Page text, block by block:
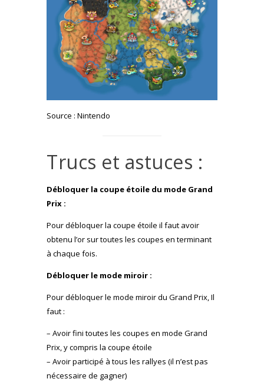
Source : Nintendo
Trucs et astuces :
Débloquer la coupe étoile du mode Grand
Prix :
Pour débloquer la coupe étoile il faut avoir
obtenu l’or sur toutes les coupes en terminant
à chaque fois.
Débloquer le mode miroir :
Pour débloquer le mode miroir du Grand Prix, Il
faut :
– Avoir fini toutes les coupes en mode Grand
Prix, y compris la coupe étoile
– Avoir participé à tous les rallyes (il n’est pas
nécessaire de gagner)